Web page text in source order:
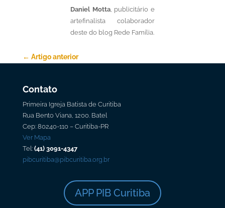
Daniel Motta, publicitário e
artefinalista colaborador
deste do blog Rede Família.
← Artigo anterior
Contato
Primeira Igreja Batista de Curitiba
Rua Bento Viana, 1200. Batel
Cep: 80240-110 – Curitiba-PR
Ver Mapa
Tel: (41) 3091-4347
pibcuritiba@pibcuritiba.org.br
APP PIB Curitiba